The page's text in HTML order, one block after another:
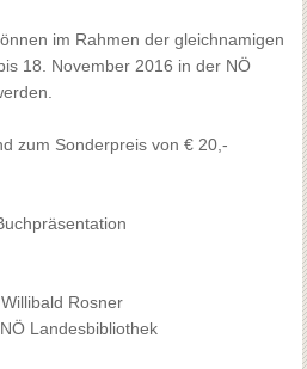
im Rahmen der gleichnamigen
18. November 2016 in der NÖ
zum Sonderpreis von € 20,-
Rosner
Landesbibliothek